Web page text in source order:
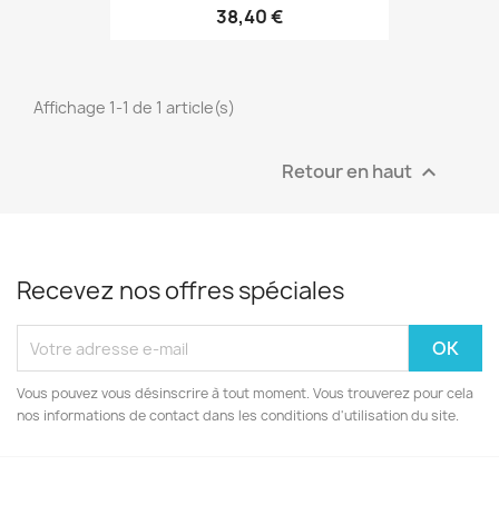
38,40 €
Affichage 1-1 de 1 article(s)
Retour en haut 
Recevez nos offres spéciales
Vous pouvez vous désinscrire à tout moment. Vous trouverez pour cela
nos informations de contact dans les conditions d'utilisation du site.